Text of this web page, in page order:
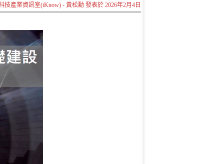
技產業資訊室(iKnow) - 黃松勳 發表於 2026年2月4日